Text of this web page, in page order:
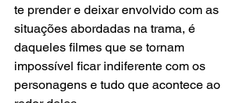
te prender e deixar envolvido com as
situações abordadas na trama, é
daqueles filmes que se tornam
impossível ficar indiferente com os
personagens e tudo que acontece ao